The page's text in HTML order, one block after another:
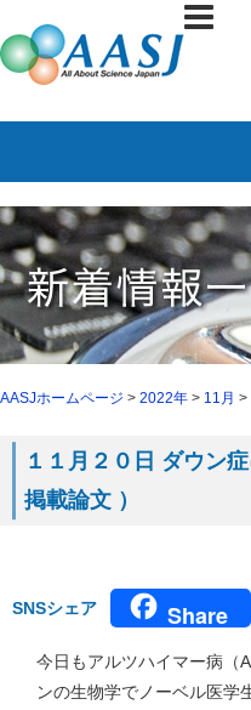
AASJホームページ > 2022年 > 11月 >
１１月２０日 ダウン
掲載論文 ）
SNSシェア Share
今日もアルツハイマー病（
ンの生物学でノーベル医学